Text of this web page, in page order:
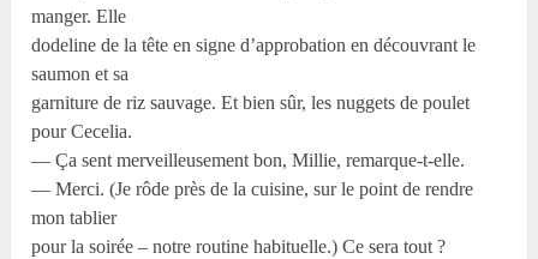
manger. Elle
dodeline de la tête en signe d’approbation en découvrant le
saumon et sa
garniture de riz sauvage. Et bien sûr, les nuggets de poulet
pour Cecelia.
— Ça sent merveilleusement bon, Millie, remarque-t-elle.
— Merci. (Je rôde près de la cuisine, sur le point de rendre
mon tablier
pour la soirée – notre routine habituelle.) Ce sera tout ?